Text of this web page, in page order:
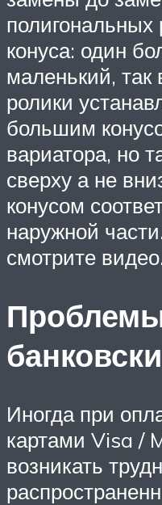
полигональных
конуса: один
маленький, так
ролики
большим
вариатора, но
сверху а не
конусом
наружной
смотрите видео.
Иногда при
картами Visa /
возникать